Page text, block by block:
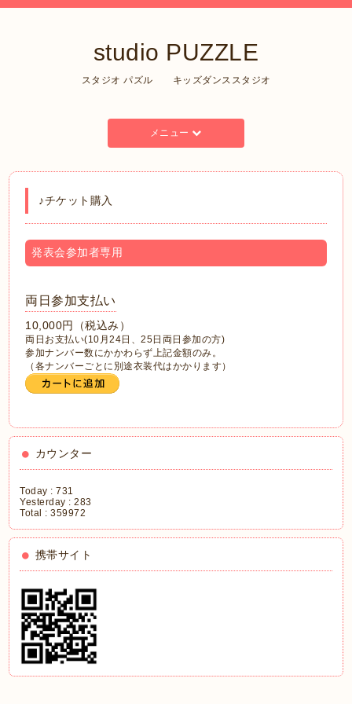
studio PUZZLE
スタジオ パズル キッズダンススタジオ
メニュー
♪チケット購入
発表会参加者専用
両日参加支払い
10,000円（税込み）
両日お支払い(10月24日、25日両日参加の方)
参加ナンバー数にかかわらず上記金額のみ。
（各ナンバーごとに別途衣装代はかかります）
カウンター
Today :731
Yesterday :283
Total :359972
携帯サイト